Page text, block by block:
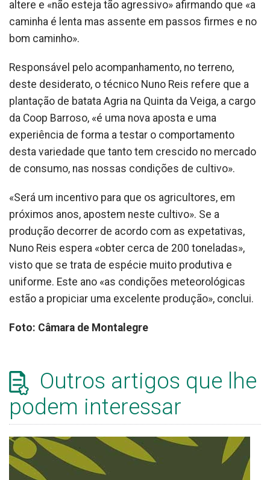
altere e «não esteja tão agressivo» afirmando que «a
caminha é lenta mas assente em passos firmes e no
bom caminho».
Responsável pelo acompanhamento, no terreno,
deste desiderato, o técnico Nuno Reis refere que a
plantação de batata Agria na Quinta da Veiga, a cargo
da Coop Barroso, «é uma nova aposta e uma
experiência de forma a testar o comportamento
desta variedade que tanto tem crescido no mercado
de consumo, nas nossas condições de cultivo».
«Será um incentivo para que os agricultores, em
próximos anos, apostem neste cultivo». Se a
produção decorrer de acordo com as expetativas,
Nuno Reis espera «obter cerca de 200 toneladas»,
visto que se trata de espécie muito produtiva e
uniforme. Este ano «as condições meteorológicas
estão a propiciar uma excelente produção», conclui.
Foto: Câmara de Montalegre
Outros artigos que lhe
podem interessar